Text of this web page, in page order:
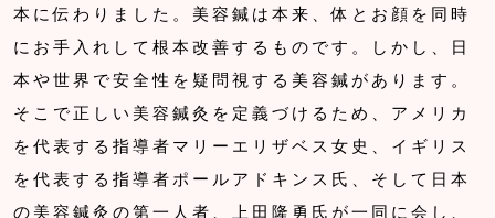
本に伝わりました。美容鍼は本来、体とお顔を同時
にお手入れして根本改善するものです。しかし、日
本や世界で安全性を疑問視する美容鍼があります。
そこで正しい美容鍼灸を定義づけるため、アメリカ
を代表する指導者マリーエリザベス女史、イギリス
を代表する指導者ポールアドキンス氏、そして日本
の美容鍼灸の第一人者、上田隆勇氏が一同に会し、